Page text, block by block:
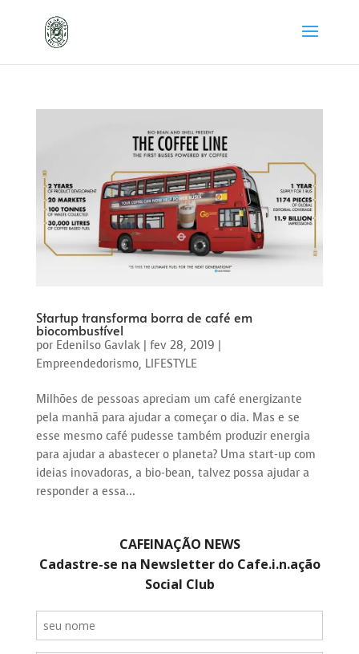
Startup transforma borra de café em
biocombustível
por Edenilso Gavlak| fev 28, 2019 |
Empreendedorismo, LIFESTYLE
Milhões de pessoas apreciam um café energizante
pela manhã para ajudar a começar o dia. Mas e se
esse mesmo café pudesse também produzir energia
para ajudar a abastecer o planeta? Uma start-up com
ideias inovadoras, a bio-bean, talvez possa ajudar a
responder a essa...